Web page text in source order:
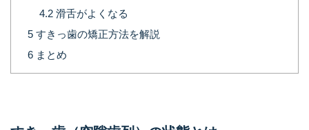
4.2滑舌がよくなる
5 すきっ歯の矯正方法を解説
6 まとめ